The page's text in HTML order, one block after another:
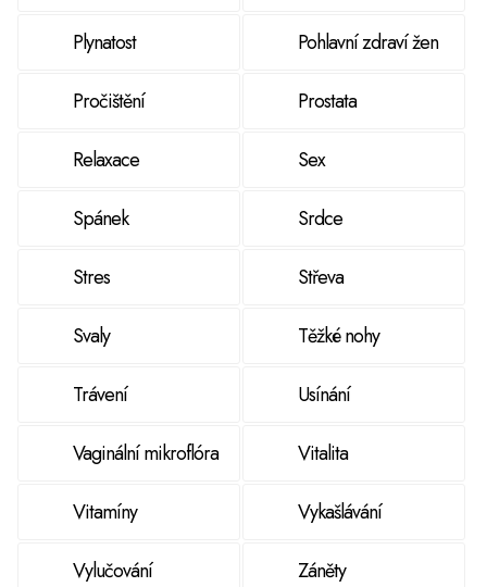
Plynatost Pohlavní zdraví žen
Pročištění Prostata
Relaxace Sex
Spánek Srdce
Stres Střeva
Svaly Těžké nohy
Trávení Usínání
Vaginální mikroflóra Vitalita
Vitamíny Vykašlávání
Vylučování Záněty